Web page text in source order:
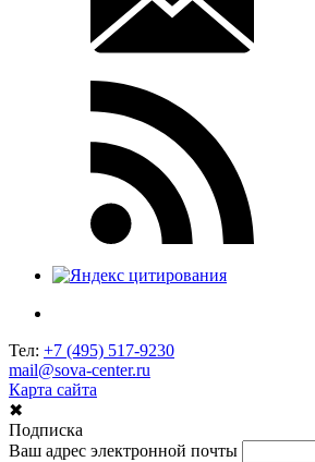
Тел: +7 (495) 517-9230
mail@sova-center.ru
Карта сайта
✖
Подписка
Ваш адрес электронной почты